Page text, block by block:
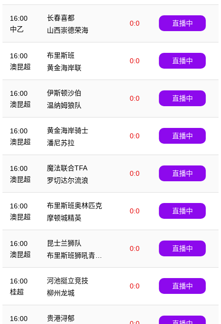
16:00
中乙
长春喜都
0:0
山西崇德荣海
直播中
16:00
澳昆超
布里斯班
0:0
黄金海岸联
直播中
16:00
澳昆超
伊斯顿沙伯
0:0
温纳姆狼队
直播中
16:00
澳昆超
黄金海岸骑士
0:0
潘尼苏拉
直播中
16:00
澳昆超
魔法联合TFA
0:0
罗切达尔流浪
直播中
16:00
澳昆超
布里斯班奥林匹克
0:0
摩顿城精英
直播中
16:00
澳昆超
昆士兰狮队
0:0
布里斯班狮吼青年
队
直播中
16:00
桂超
河池挺立竞技
0:0
柳州龙城
直播中
16:00
贵港浔郁